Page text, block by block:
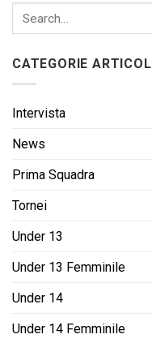
CATEGORIE ARTICOLI
Intervista
News
Prima Squadra
Tornei
Under 13
Under 13 Femminile
Under 14
Under 14 Femminile